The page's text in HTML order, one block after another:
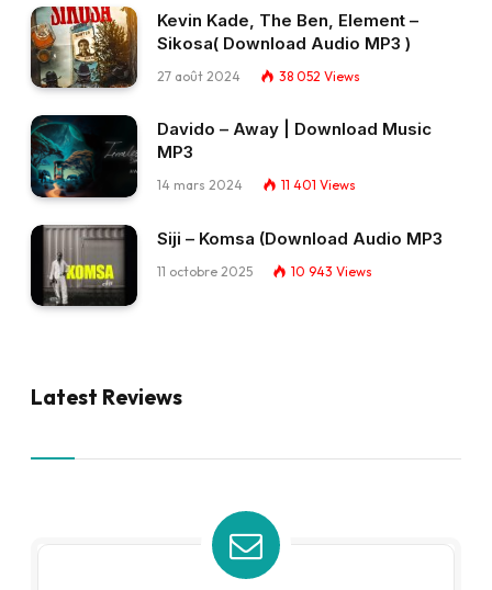
Kevin Kade, The Ben, Element –
Sikosa( Download Audio MP3 )
27 août 2024 38 052 Views
Davido – Away | Download Music
MP3
14 mars 2024 11 401 Views
Siji – Komsa (Download Audio MP3
11 octobre 2025 10 943 Views
Latest Reviews